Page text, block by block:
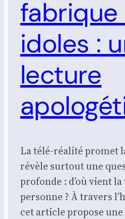
fabrique
idoles :
lecture
La télé-réalité promet
révèle surtout une
profonde : d’où vient la
personne ? À travers
cet article propose